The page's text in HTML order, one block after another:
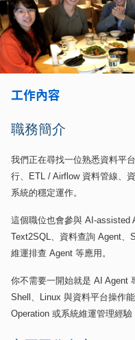
工作內容
職務簡介
我們正在尋找一位熟悉資料平
行、
ETL / Airflow 資料管線、
系統的穩定運作。
這個職位也會參與 AI-assisted
Text2SQL
、資料查詢 Agent
維運排查 Agent 等應用。
你不需要一開始就是 AI Agent
Shell
Linux 與資料平台操作
Operation 或系統維運管理經驗